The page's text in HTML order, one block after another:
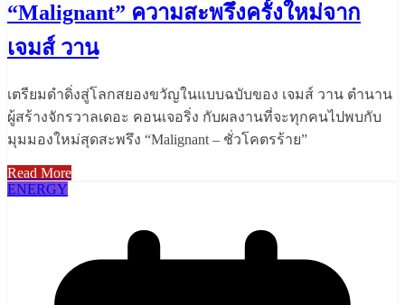
“Malignant” ความสะพรึงครั้งใหม่จาก
เจมส์ วาน
เตรียมดำดิ่งสู่โลกสยองขวัญในแบบฉบับของ เจมส์ วาน ตำนาน
ผู้สร้างจักรวาลเดอะ คอนเจอริ่ง กับผลงานที่จะทุกคนไปพบกับ
มุมมองใหม่สุดสะพรึง “Malignant – ชั่วโคตรร้าย”
Read More
ENERGY